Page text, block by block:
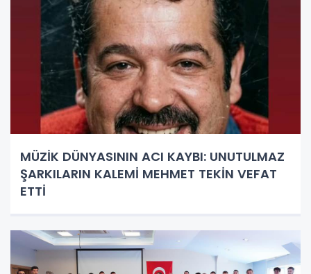
MÜZİK DÜNYASININ ACI KAYBI: UNUTULMAZ
ŞARKILARIN KALEMİ MEHMET TEKİN VEFAT
ETTİ